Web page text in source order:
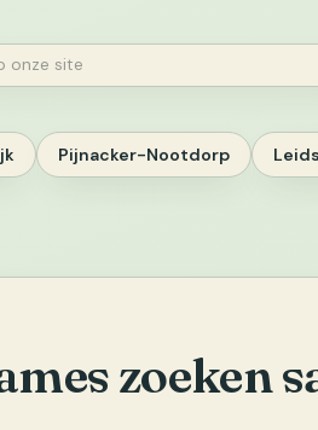
Pijnacker-Nootdorp
zoeken